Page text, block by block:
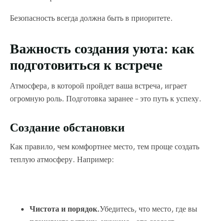
Безопасность всегда должна быть в приоритете.
Важность создания уюта: как
подготовиться к встрече
Атмосфера, в которой пройдет ваша встреча, играет
огромную роль. Подготовка заранее – это путь к успеху.
Создание обстановки
Как правило, чем комфортнее место, тем проще создать
теплую атмосферу. Например:
Чистота и порядок.Убедитесь, что место, где вы